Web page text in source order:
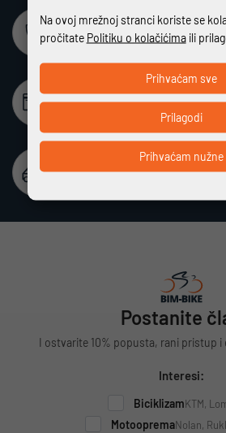
Sigurna online kupovina
Potpuno zaštićeno i sigurno plaćanje
Beskamatno plaćanje
Različiti način plaćanja na rate bez
Postanite
I ostvarite 10% popusta, rani pristup i
Interesi:
BiciklizamKTM,
MotoopremaNolan,
Na ovoj mrežnoj stranci koriste se
pročitate Politiku o kolačićimaili
Prihvaćam nužne
Prilagodi
Prihvaćam sve